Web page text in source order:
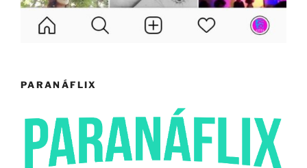
PARANÁFLIX